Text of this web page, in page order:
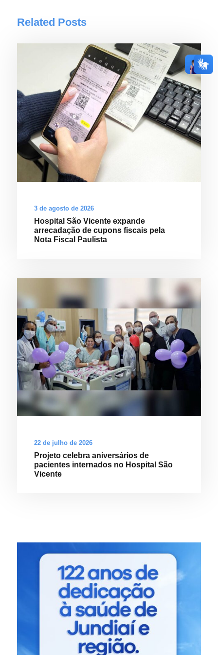
Related Posts
3 de agosto de 2026
Hospital São Vicente expande
arrecadação de cupons fiscais pela
Nota Fiscal Paulista
22 de julho de 2026
Projeto celebra aniversários de
pacientes internados no Hospital São
Vicente